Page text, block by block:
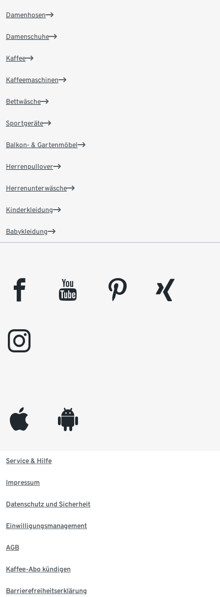
Damenhosen
Damenschuhe
Kaffee
Kaffeemaschinen
Bettwäsche
Sportgeräte
Balkon- & Gartenmöbel
Herrenpullover
Herrenunterwäsche
Kinderkleidung
Babykleidung
facebook youtube pinterest
xing
instagram
appleinc android
Service & Hilfe
Impressum
Datenschutz und Sicherheit
Einwilligungsmanagement
AGB
Kaffee-Abo kündigen
Barrierefreiheitserklärung